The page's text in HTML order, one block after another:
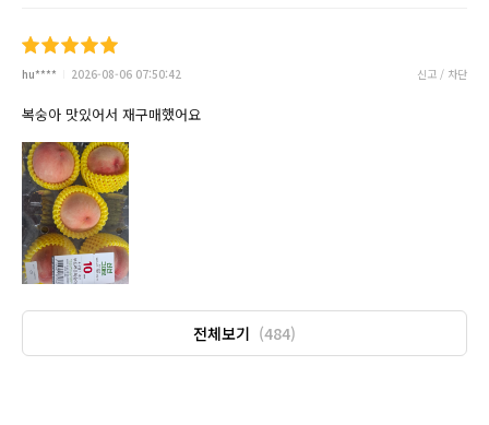
hu**** 2026-08-06 07:50:42 신고 / 차단
복숭아 맛있어서 재구매했어요
전체보기 (484)